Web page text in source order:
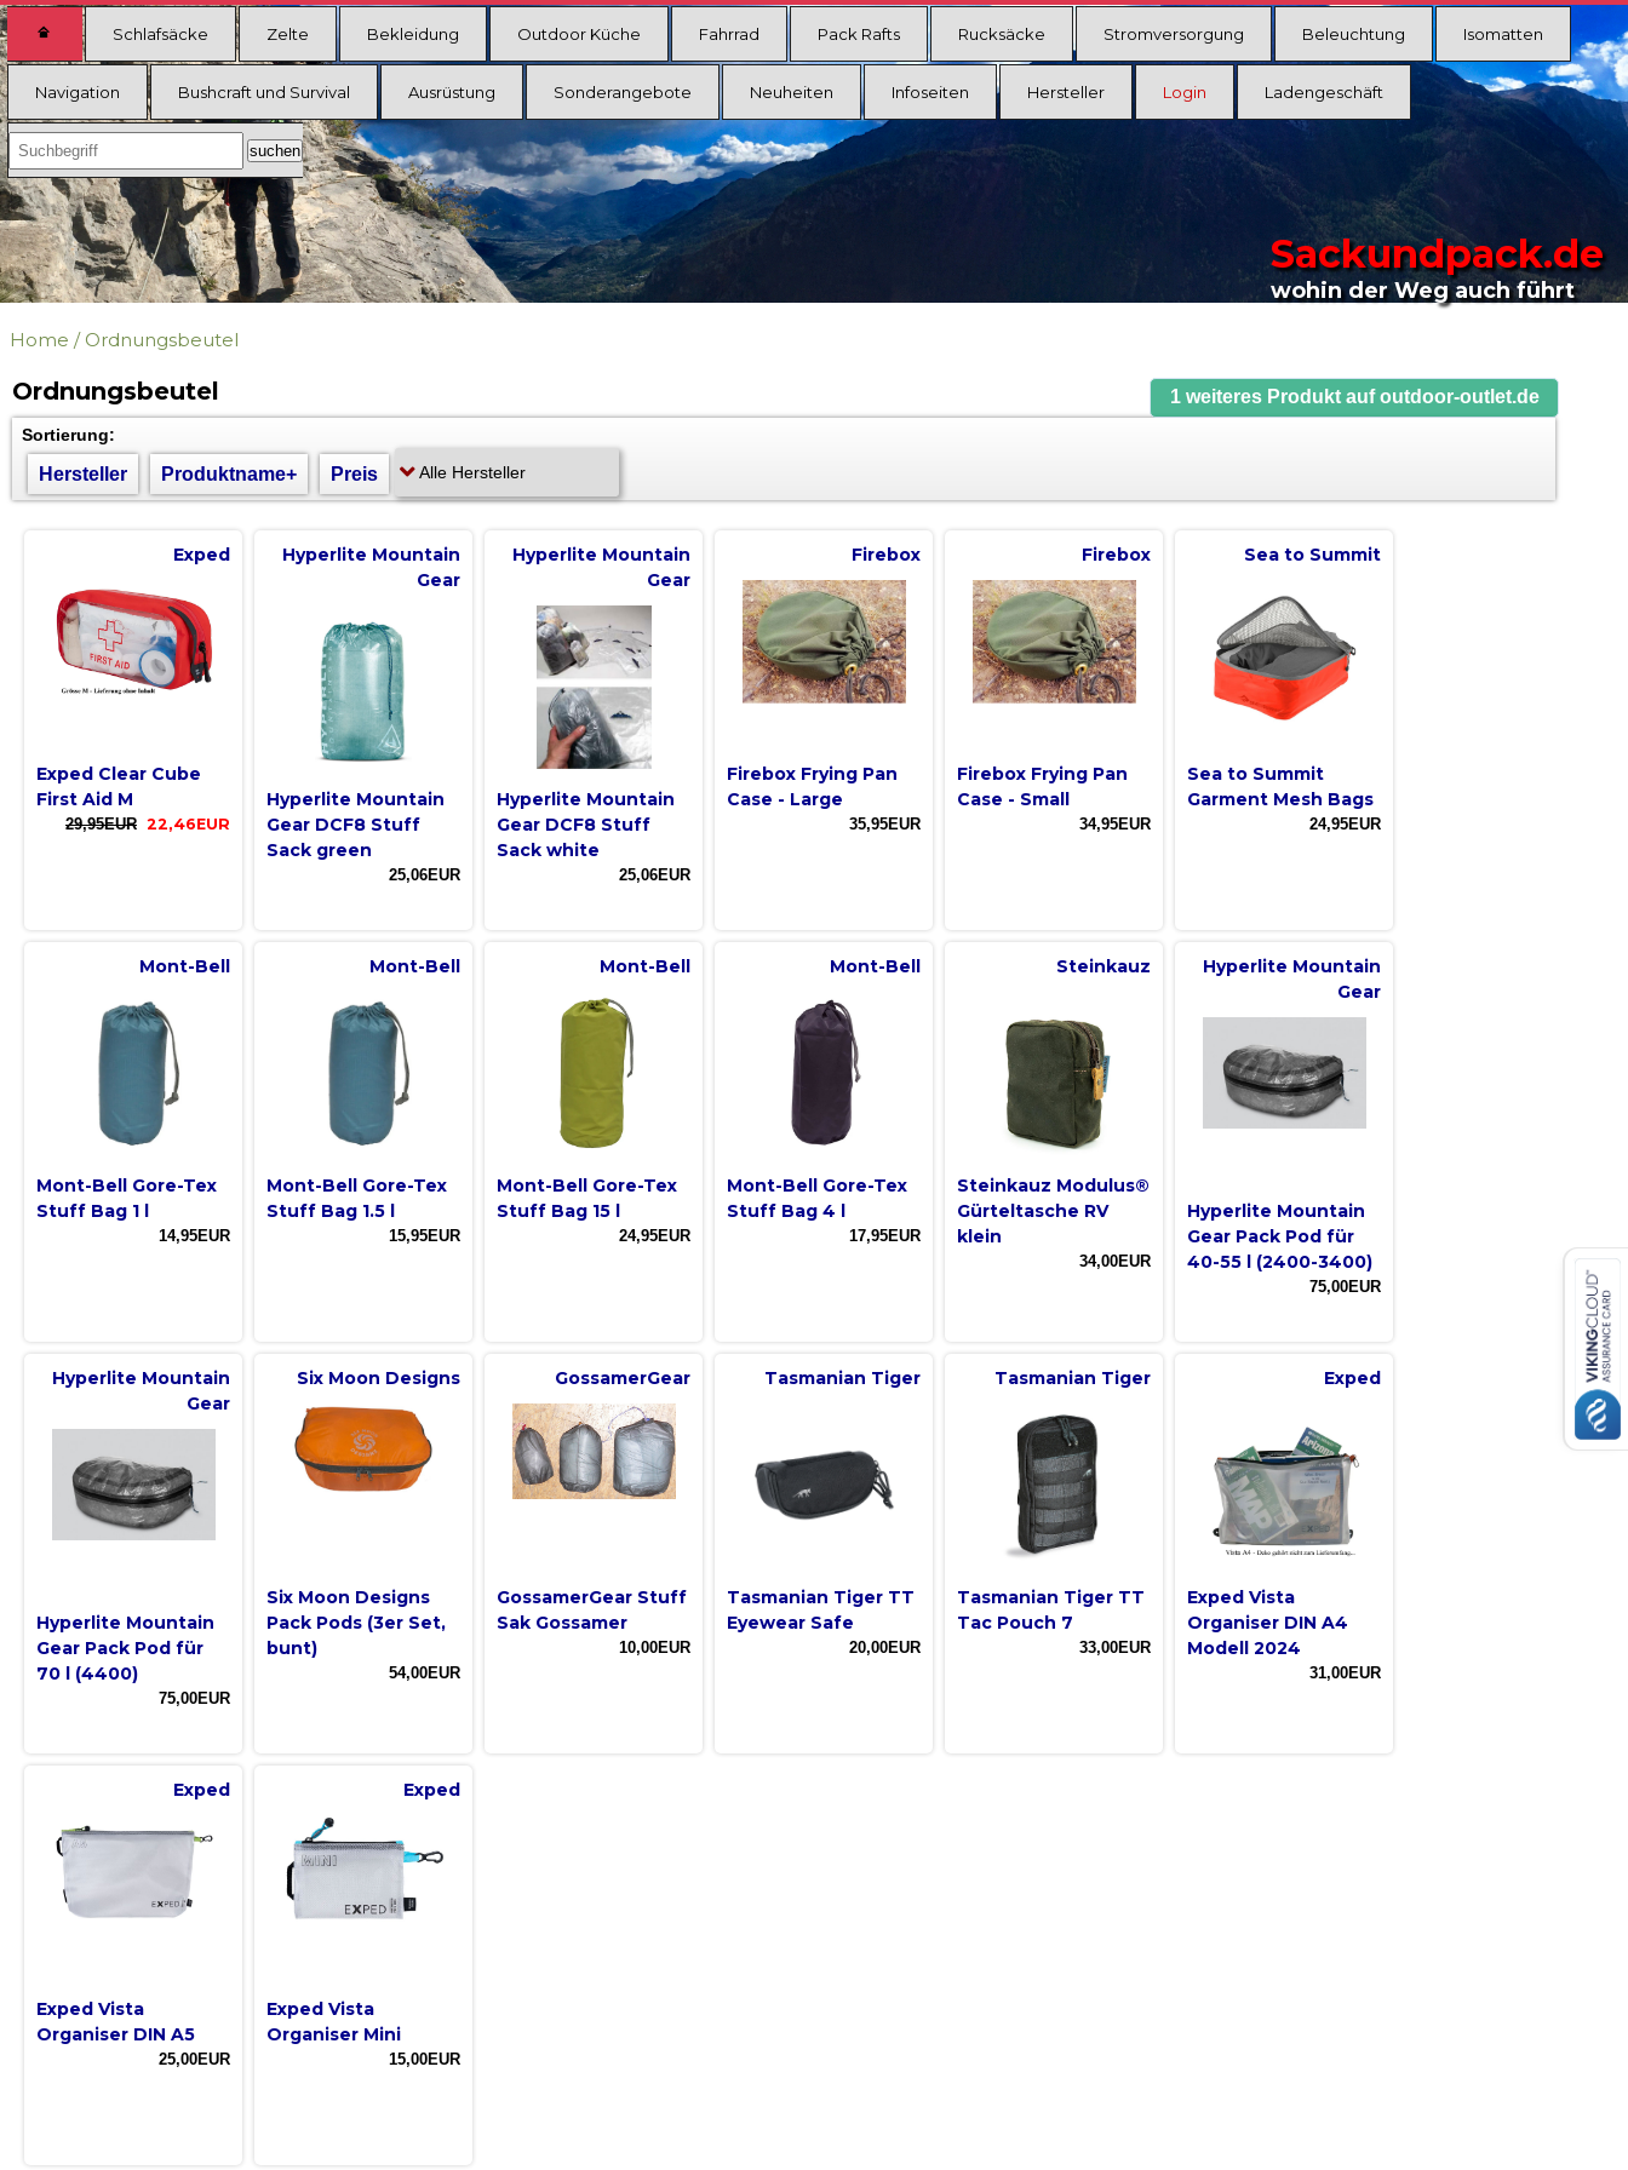
Schlafsäcke Zelte Bekleidung Outdoor Küche Fahrrad Pack Rafts Rucksäcke Stromversorgung Beleuchtung Isomatten
Navigation Bushcraft und Survival Ausrüstung Sonderangebote Neuheiten Infoseiten Hersteller Login Ladengeschäft
Sackundpack.de
wohin der Weg auch führt
Home / Ordnungsbeutel
Ordnungsbeutel 1 weiteres Produkt auf outdoor-outlet.de
Sortierung:
Hersteller Produktname+ Preis
Exped
Exped Clear Cube
First Aid M
29,95EUR 22,46EUR
Hyperlite Mountain
Gear
Hyperlite Mountain
Gear DCF8 Stuff
Sack green
25,06EUR
Hyperlite Mountain
Gear
Hyperlite Mountain
Gear DCF8 Stuff
Sack white
25,06EUR
Firebox
Firebox Frying Pan
Case - Large
35,95EUR
Firebox
Firebox Frying Pan
Case - Small
34,95EUR
Sea to Summit
Sea to Summit
Garment Mesh Bags
24,95EUR
Mont-Bell
Mont-Bell Gore-Tex
Stuff Bag 1 l
14,95EUR
Mont-Bell
Mont-Bell Gore-Tex
Stuff Bag 1.5 l
15,95EUR
Mont-Bell
Mont-Bell Gore-Tex
Stuff Bag 15 l
24,95EUR
Mont-Bell
Mont-Bell Gore-Tex
Stuff Bag 4 l
17,95EUR
Steinkauz
Steinkauz Modulus®
Gürteltasche RV
klein
34,00EUR
Hyperlite Mountain
Gear
Hyperlite Mountain
Gear Pack Pod für
40-55 l (2400-3400)
75,00EUR
Hyperlite Mountain
Gear
Hyperlite Mountain
Gear Pack Pod für
70 l (4400)
75,00EUR
Six Moon Designs
Six Moon Designs
Pack Pods (3er Set,
bunt)
54,00EUR
GossamerGear
GossamerGear Stuff
Sak Gossamer
10,00EUR
Tasmanian Tiger
Tasmanian Tiger TT
Eyewear Safe
20,00EUR
Tasmanian Tiger
Tasmanian Tiger TT
Tac Pouch 7
33,00EUR
Exped
Exped Vista
Organiser DIN A4
Modell 2024
31,00EUR
Exped
Exped Vista
Organiser DIN A5
25,00EUR
Exped
Exped Vista
Organiser Mini
15,00EUR